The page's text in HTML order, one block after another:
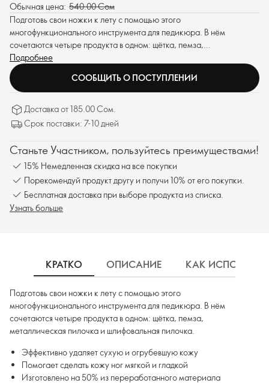
Обычная цена: 540.00 Сом
Подготовь свои ножки к лету с помощью этого
многофункционального инструмента для педикюра. В нём
сочетаются четыре продукта в одном: щётка, пемза,
металлическая пилочка и шлифовальная пилочка.
Подробнее
СООБЩИТЬ О ПОСТУПЛЕНИИ
Доставка от 185.00 Сом.
Срок поставки: 7-10 дней
Станьте Участником, пользуйтесь преимуществами!
15% Немедленная скидка на все покупки
Порекомендуй продукт другу и получи 10% от его покупки.
Бесплатная доставка при выборе продукта из списка.
Узнать больше
КРАТКО ОПИСАНИЕ КАК
Подготовь свои ножки к лету с помощью этого
многофункционального инструмента для педикюра. В нём
сочетаются четыре продукта в одном: щётка, пемза,
металлическая пилочка и шлифовальная пилочка.
Эффективно удаляет сухую и огрубевшую кожу
Помогает сделать кожу ног мягкой и гладкой
Изготовлено на 50% из переработанного материала